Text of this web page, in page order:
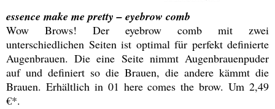
essence make me pretty – eyebrow comb
Wow Brows! Der eyebrow comb mit zwei
unterschiedlichen Seiten ist optimal für perfekt definierte
Augenbrauen. Die eine Seite nimmt Augenbrauenpuder
auf und definiert so die Brauen, die andere kämmt die
Brauen. Erhältlich in 01 here comes the brow. Um 2,49
€*.